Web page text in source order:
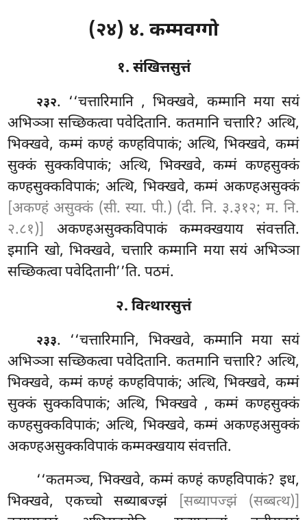
(२४) ४. कम्मवग्गो
१. संखित्तसुत्तं
२३२. ‘‘चत्तारिमानि , भिक्खवे, कम्मानि मया सयं
अभिञ्ञा सच्छिकत्वा पवेदितानि. कतमानि चत्तारि? अत्थि,
भिक्खवे, कम्मं कण्हं कण्हविपाकं; अत्थि, भिक्खवे, कम्मं
सुक्कं सुक्कविपाकं; अत्थि, भिक्खवे, कम्मं कण्हसुक्कं
कण्हसुक्कविपाकं; अत्थि, भिक्खवे, कम्मं अकण्हअसुक्कं
[अकण्हं असुक्कं (सी. स्या. पी.) (दी. नि. ३.३१२; म. नि.
२.८१)]
अकण्हअसुक्कविपाकं कम्मक्खयाय संवत्तति.
इमानि खो, भिक्खवे, चत्तारि कम्मानि मया सयं अभिञ्ञा
सच्छिकत्वा पवेदितानी’’ति. पठमं.
२. वित्थारसुत्तं
२३३. ‘‘चत्तारिमानि, भिक्खवे, कम्मानि मया सयं
अभिञ्ञा सच्छिकत्वा पवेदितानि. कतमानि चत्तारि? अत्थि,
भिक्खवे, कम्मं कण्हं कण्हविपाकं; अत्थि, भिक्खवे, कम्मं
सुक्कं सुक्कविपाकं; अत्थि, भिक्खवे , कम्मं कण्हसुक्कं
कण्हसुक्कविपाकं; अत्थि, भिक्खवे, कम्मं अकण्हअसुक्कं
अकण्हअसुक्कविपाकं कम्मक्खयाय संवत्तति.
‘‘कतमञ्च, भिक्खवे, कम्मं कण्हं कण्हविपाकं? इध,
भिक्खवे, एकच्चो सब्याबज्झं
[सब्यापज्झं (सब्बत्थ)]